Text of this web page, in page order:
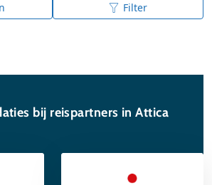
Filter
bij reispartners in Attica